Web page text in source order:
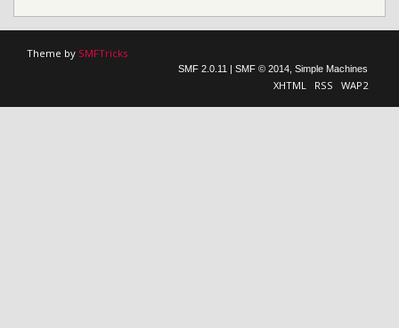
Theme by SMFTricks
SMF 2.0.11 SMF © 2014 Simple Machines
XHTML RSS WAP2